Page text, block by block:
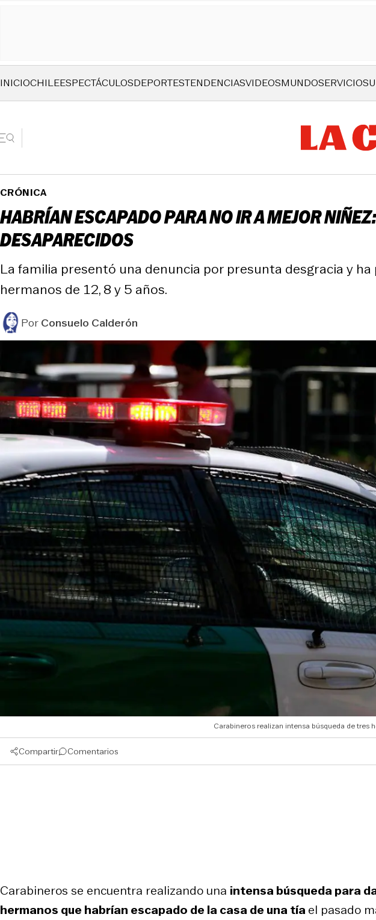
INICIOCHILEESPECTÁCULOSDEPORTESTENDENCIASVIDEOSMUNDOSERVICIOS
CRÓNICA
HABRÍAN ESCAPADO PARA NO IR A MEJOR
DESAPARECIDOS
La familia presentó una denuncia por presunta desgracia y
hermanos de 12, 8 y 5 años.
PorConsuelo Calderón
Carabineros realizan intensa búsqueda de tres
Compartir Comentarios
Carabineros se encuentra realizando una intensa búsqueda para
hermanos que habrían escapado de la casa de una tíael pasado